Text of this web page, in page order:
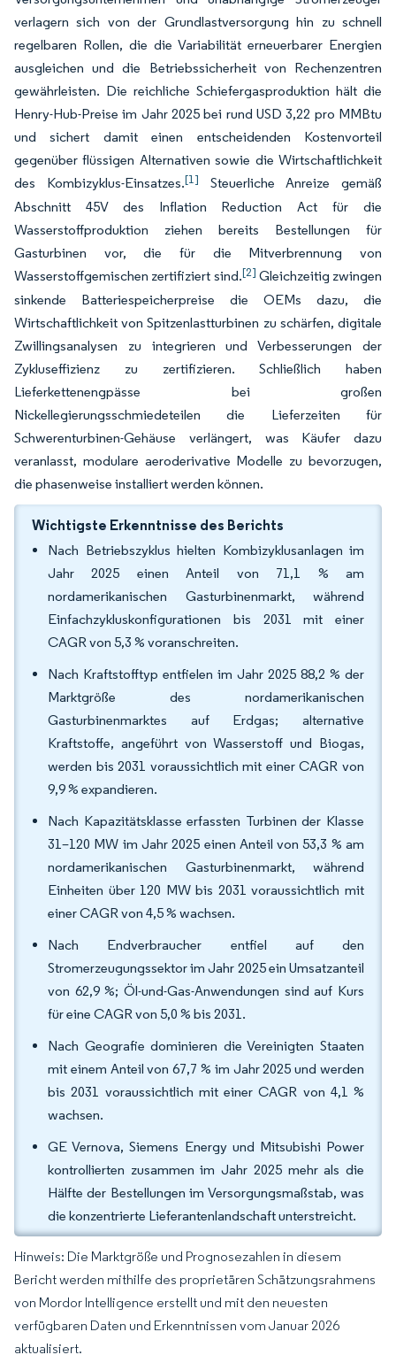
verlagern sich von der Grundlastversorgung hin zu schnell
regelbaren Rollen, die die Variabilität erneuerbarer Energien
ausgleichen und die Betriebssicherheit von Rechenzentren
gewährleisten. Die reichliche Schiefergasproduktion hält die
Henry-Hub-Preise im Jahr 2025 bei rund USD 3,22 pro MMBtu
und sichert damit einen entscheidenden Kostenvorteil
gegenüber flüssigen Alternativen sowie die Wirtschaftlichkeit
des Kombizyklus-Einsatzes.[1]
Steuerliche Anreize gemäß
Abschnitt 45V des Inflation Reduction Act für die
Wasserstoffproduktion ziehen bereits Bestellungen für
Gasturbinen vor, die für die Mitverbrennung von
Wasserstoffgemischen zertifiziert sind.[2] Gleichzeitig zwingen
sinkende Batteriespeicherpreise die OEMs dazu, die
Wirtschaftlichkeit von Spitzenlastturbinen zu schärfen, digitale
Zwillingsanalysen zu integrieren und Verbesserungen der
Zykluseffizienz zu zertifizieren. Schließlich haben
Lieferkettenengpässe bei großen
Nickellegierungsschmiedeteilen die Lieferzeiten für
Schwerenturbinen-Gehäuse verlängert, was Käufer dazu
veranlasst, modulare aeroderivative Modelle zu bevorzugen,
die phasenweise installiert werden können.
Wichtigste Erkenntnisse des Berichts
Nach Betriebszyklus hielten Kombizyklusanlagen im
Jahr 2025 einen Anteil von 71,1 % am
nordamerikanischen Gasturbinenmarkt, während
Einfachzykluskonfigurationen bis 2031 mit einer
CAGR von 5,3 % voranschreiten.
Nach Kraftstofftyp entfielen im Jahr 2025 88,2 % der
Marktgröße des nordamerikanischen
Gasturbinenmarktes auf Erdgas; alternative
Kraftstoffe, angeführt von Wasserstoff und Biogas,
werden bis 2031 voraussichtlich mit einer CAGR von
9,9 % expandieren.
Nach Kapazitätsklasse erfassten Turbinen der Klasse
31–120 MW im Jahr 2025 einen Anteil von 53,3 % am
nordamerikanischen Gasturbinenmarkt, während
Einheiten über 120 MW bis 2031 voraussichtlich mit
einer CAGR von 4,5 % wachsen.
Nach Endverbraucher entfiel auf den
Stromerzeugungssektor im Jahr 2025 ein Umsatzanteil
von 62,9 %; Öl-und-Gas-Anwendungen sind auf Kurs
für eine CAGR von 5,0 % bis 2031.
Nach Geografie dominieren die Vereinigten Staaten
mit einem Anteil von 67,7 % im Jahr 2025 und werden
bis 2031 voraussichtlich mit einer CAGR von 4,1 %
wachsen.
GE Vernova, Siemens Energy und Mitsubishi Power
kontrollierten zusammen im Jahr 2025 mehr als die
Hälfte der Bestellungen im Versorgungsmaßstab, was
die konzentrierte Lieferantenlandschaft unterstreicht.
Hinweis: Die Marktgröße und Prognosezahlen in diesem
Bericht werden mithilfe des proprietären Schätzungsrahmens
von Mordor Intelligence erstellt und mit den neuesten
verfügbaren Daten und Erkenntnissen vom Januar 2026
aktualisiert.